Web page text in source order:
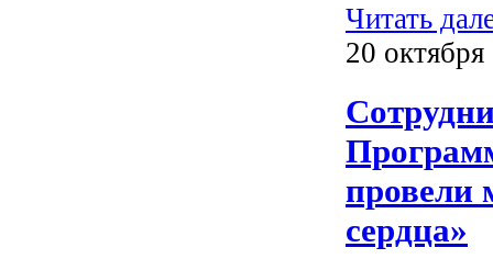
Читать
20
провели
сердца»